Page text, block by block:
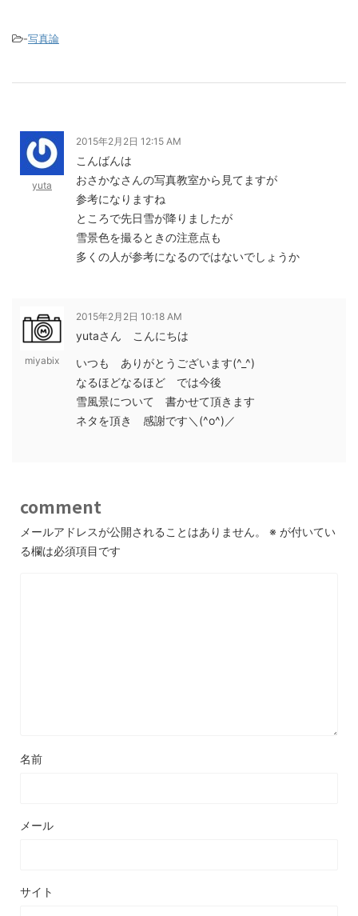
-写真論
yuta
2015年2月2日 12:15 AM
こんばんは
おさかなさんの写真教室から見てますが
参考になりますね
ところで先日雪が降りましたが
雪景色を撮るときの注意点も
多くの人が参考になるのではないでしょうか
miyabix
2015年2月2日 10:18 AM
yutaさん こんにちは
いつも ありがとうございます(^_^)
なるほどなるほど では今後
雪風景について 書かせて頂きます
ネタを頂き 感謝です＼(^o^)／
comment
メールアドレスが公開されることはありません。 ※ が付いてい
る欄は必須項目です
名前
メール
サイト